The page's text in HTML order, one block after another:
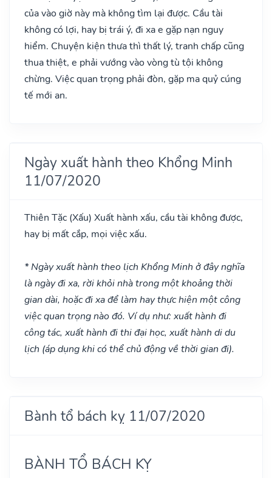
của vào giờ này mà không tìm lại được. Cầu tài
không có lợi, hay bị trái ý, đi xa e gặp nạn nguy
hiểm. Chuyện kiện thưa thì thất lý, tranh chấp cũng
thua thiệt, e phải vướng vào vòng tù tội không
chừng. Việc quan trọng phải đòn, gặp ma quỷ cúng
tế mới an.
Ngày xuất hành theo Khổng Minh
11/07/2020
Thiên Tặc (Xấu) Xuất hành xấu, cầu tài không được,
hay bị mất cắp, mọi việc xấu.
* Ngày xuất hành theo lịch Khổng Minh ở đây nghĩa
là ngày đi xa, rời khỏi nhà trong một khoảng thời
gian dài, hoặc đi xa để làm hay thực hiện một công
việc quan trọng nào đó. Ví dụ như: xuất hành đi
công tác, xuất hành đi thi đại học, xuất hành di du
lịch (áp dụng khi có thể chủ động về thời gian đi).
Bành tổ bách kỵ 11/07/2020
BÀNH TỔ BÁCH KỴ